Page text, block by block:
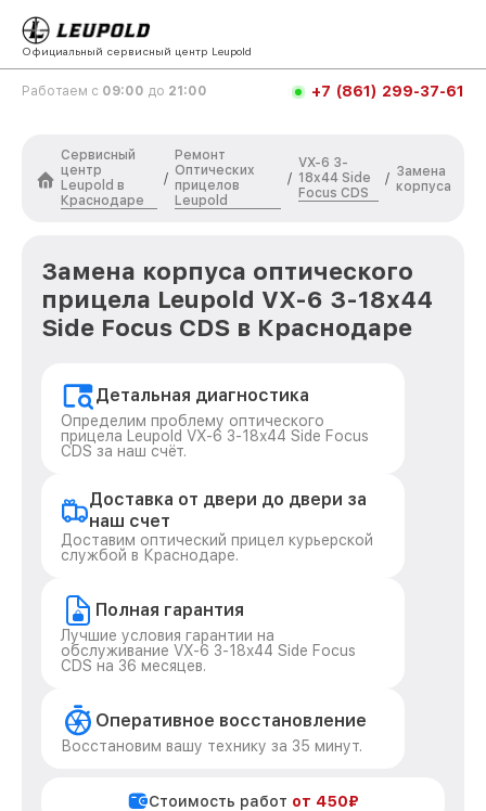
Официальный сервисный центр Leupold
Работаем с 09:00 до 21:00 +7 (861) 299-37-61
Сервисный
центр
Leupold в
Краснодаре
/
Ремонт
Оптических
прицелов
Leupold
/
VX-6 3-
18x44 Side
Focus CDS
/ Замена
корпуса
Замена корпуса оптического
прицела Leupold VX-6 3-18x44
Side Focus CDS в Краснодаре
Детальная диагностика
Определим проблему оптического
прицела Leupold VX-6 3-18x44 Side Focus
CDS за наш счёт.
Доставка от двери до двери за
наш счет
Доставим оптический прицел курьерской
службой в Краснодаре.
Полная гарантия
Лучшие условия гарантии на
обслуживание VX-6 3-18x44 Side Focus
CDS на 36 месяцев.
Оперативное восстановление
Восстановим вашу технику за 35 минут.
Стоимость работ от 450₽